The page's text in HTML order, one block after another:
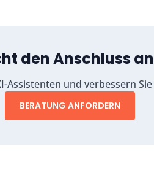
den Anschluss
Assistenten und verbessern
BERATUNG ANFORDERN